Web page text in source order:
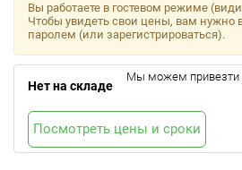
Вы работаете в гостевом режиме
Чтобы увидеть свои цены, вам нужно
паролем (или зарегистрироваться).
Нет на складе
Мы можем привезти
Посмотреть цены и сроки